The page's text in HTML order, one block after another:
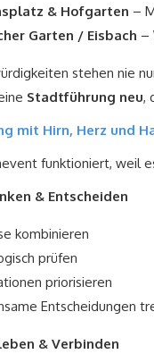
& Hofgarten –
Garten / Eisbach –
stehen nie
Stadtführung neu,
mit Hirn, Herz und
funktioniert, weil
& Entscheiden
kombinieren
prüfen
priorisieren
Entscheidungen
& Verbinden